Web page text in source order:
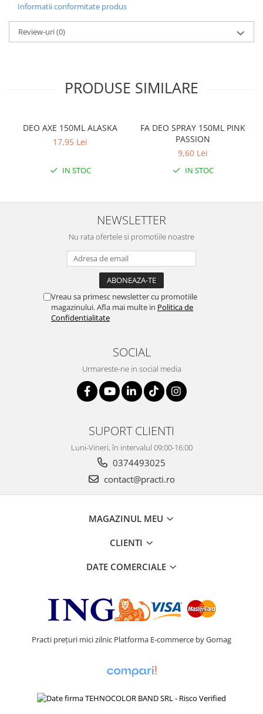
Informatii conformitate produs
Review-uri(0)
PRODUSE SIMILARE
DEO AXE 150ML ALASKA
17,95 Lei
IN STOC
FA DEO SPRAY 150ML PINK
PASSION
9,60 Lei
IN STOC
NEWSLETTER
Nu rata ofertele si promotiile noastre
Vreau sa primesc newsletter cu promotiile
magazinului. Afla mai multe in Politica de
Confidentialitate
SOCIAL
Urmareste-ne in social media
SUPORT CLIENTI
Luni-Vineri, în intervalul 09:00-16:00
0374493025
contact@practi.ro
MAGAZINUL MEU
CLIENTI
DATE COMERCIALE
Practi prețuri mici zilnic Platforma E-commerce by Gomag